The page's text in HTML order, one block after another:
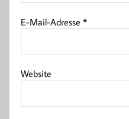
E-Mail-Adresse*
Website